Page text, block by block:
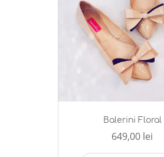
Balerini Floral
649,00 lei